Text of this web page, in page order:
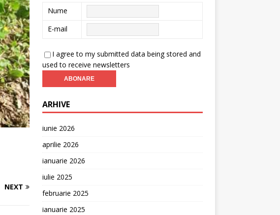
NEXT
Nume
E-mail
I agree to my submitted data being stored and
used to receive newsletters
ARHIVE
iunie 2026
aprilie 2026
ianuarie 2026
iulie 2025
februarie 2025
ianuarie 2025